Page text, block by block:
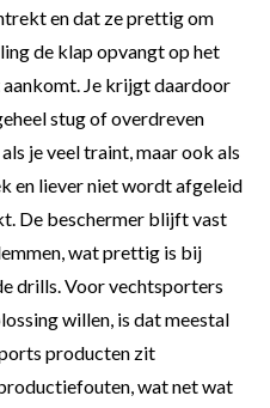
en dat ze prettig om
de klap opvangt op het
Je krijgt daardoor
stug of overdreven
je veel traint, maar ook als
en liever niet wordt afgeleid
De beschermer blijft vast
wat prettig is bij
drills. Voor vechtsporters
willen, is dat meestal
producten zit
wat net wat